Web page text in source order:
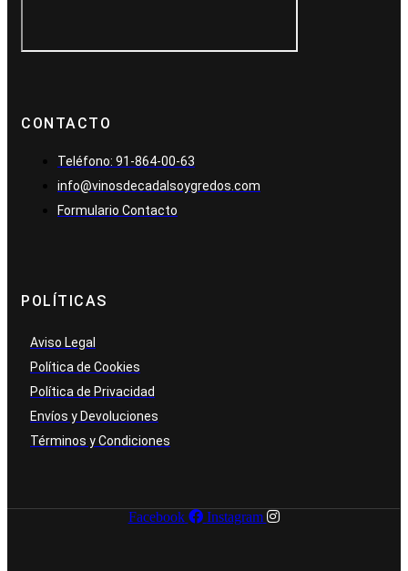
CONTACTO
Teléfono: 91-864-00-63
info@vinosdecadalsoygredos.com
Formulario Contacto
POLÍTICAS
Aviso Legal
Política de Cookies
Política de Privacidad
Envíos y Devoluciones
Términos y Condiciones
Facebook Instagram